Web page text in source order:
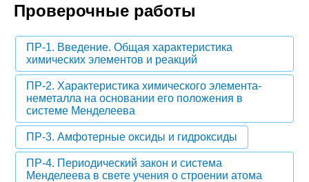
Проверочные работы
ПР-1. Введение. Общая характеристика
химических элементов и реакций
ПР-2. Характеристика химического элемента-
неметалла на основании его положения в
системе Менделеева
ПР-3. Амфотерные оксиды и гидроксиды
ПР-4. Периодический закон и система
Менделеева в свете учения о строении атома